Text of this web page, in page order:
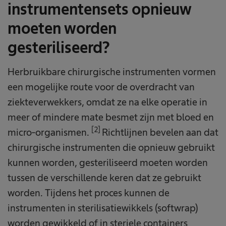
instrumentensets opnieuw
moeten worden
gesteriliseerd?
Herbruikbare chirurgische instrumenten vormen
een mogelijke route voor de overdracht van
ziekteverwekkers, omdat ze na elke operatie in
meer of mindere mate besmet zijn met bloed en
micro-organismen. [2] Richtlijnen bevelen aan dat
chirurgische instrumenten die opnieuw gebruikt
kunnen worden, gesteriliseerd moeten worden
tussen de verschillende keren dat ze gebruikt
worden. Tijdens het proces kunnen de
instrumenten in sterilisatiewikkels (softwrap)
worden gewikkeld of in steriele containers